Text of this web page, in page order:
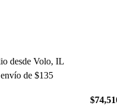
desde Volo, IL
de $135